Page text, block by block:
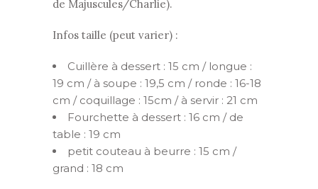
de Majuscules/Charlie).
Infos taille (peut varier) :
Cuillère à dessert : 15 cm / longue :
19 cm / à soupe : 19,5 cm / ronde : 16-18
cm / coquillage : 15cm / à servir : 21 cm
Fourchette à dessert : 16 cm / de
table : 19 cm
petit couteau à beurre : 15 cm /
grand : 18 cm